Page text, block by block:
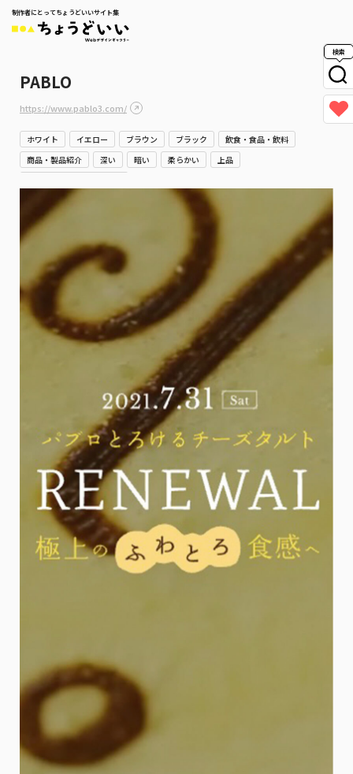
制作者にとってちょうどいいサイト集
検索
PABLO
https://www.pablo3.com/
ホワイト イエロー ブラウン ブラック
飲食・食品・飲料
商品・製品紹介
深い 暗い 柔らかい
上品